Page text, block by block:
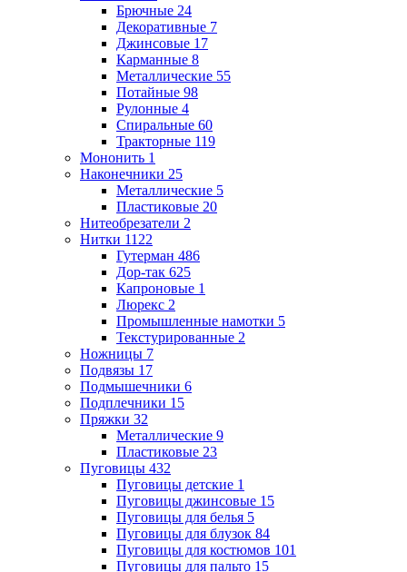
Брючные 24
Декоративные 7
Джинсовые 17
Карманные 8
Металлические 55
Потайные 98
Рулонные 4
Спиральные 60
Тракторные 119
Мононить 1
Наконечники 25
Металлические 5
Пластиковые 20
Нитеобрезатели 2
Нитки 1122
Гутерман 486
Дор-так 625
Капроновые 1
Люрекс 2
Промышленные намотки 5
Текстурированные 2
Ножницы 7
Подвязы 17
Подмышечники 6
Подплечники 15
Пряжки 32
Металлические 9
Пластиковые 23
Пуговицы 432
Пуговицы детские 1
Пуговицы джинсовые 15
Пуговицы для белья 5
Пуговицы для блузок 84
Пуговицы для костюмов 101
Пуговицы для пальто 15